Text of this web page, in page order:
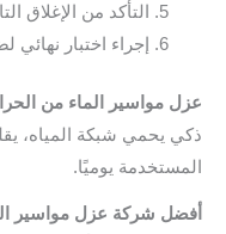
التأكد من الإغلاق
إجراء اختبار
عزل مواسير الماء من
ذكي يحمي شبكة المياه،
المستخدمة يوميًا.
أفضل شركة عزل مواسير